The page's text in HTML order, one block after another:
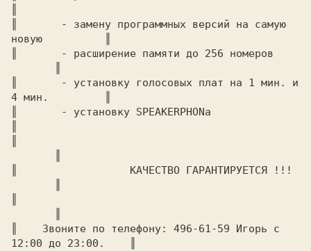
новую	       ║
4 мин.	       ║
║    Звоните по телефону: 496-61-59 Игорь с
12:00 до 23:00.    ║